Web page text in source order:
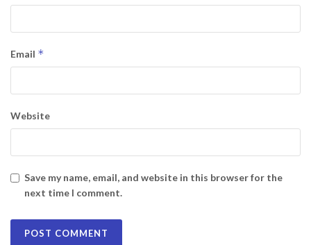
Email *
Website
Save my name, email, and website in this browser for the
next time I comment.